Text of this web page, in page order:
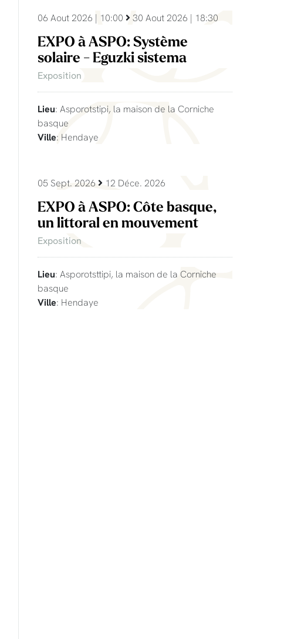
06 Aout 2026 | 10:00 30 Aout 2026 | 18:30
EXPO à ASPO: Système
solaire - Eguzki sistema
Exposition
Lieu: Asporotstipi, la maison de la Corniche
basque
Ville: Hendaye
05 Sept. 2026 12 Déce. 2026
EXPO à ASPO: Côte basque,
un littoral en mouvement
Exposition
Lieu: Asporotsttipi, la maison de la Corniche
basque
Ville: Hendaye